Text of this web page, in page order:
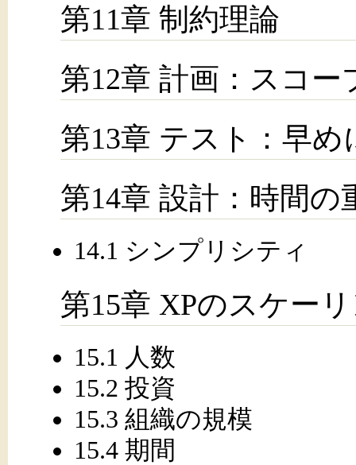
第11章 制約理論
第12章 計画：スコー
第13章 テスト：早
第14章 設計：時間の
14.1 シンプリシティ
第15章 XPのスケー
15.1 人数
15.2 投資
15.3 組織の規模
15.4 期間